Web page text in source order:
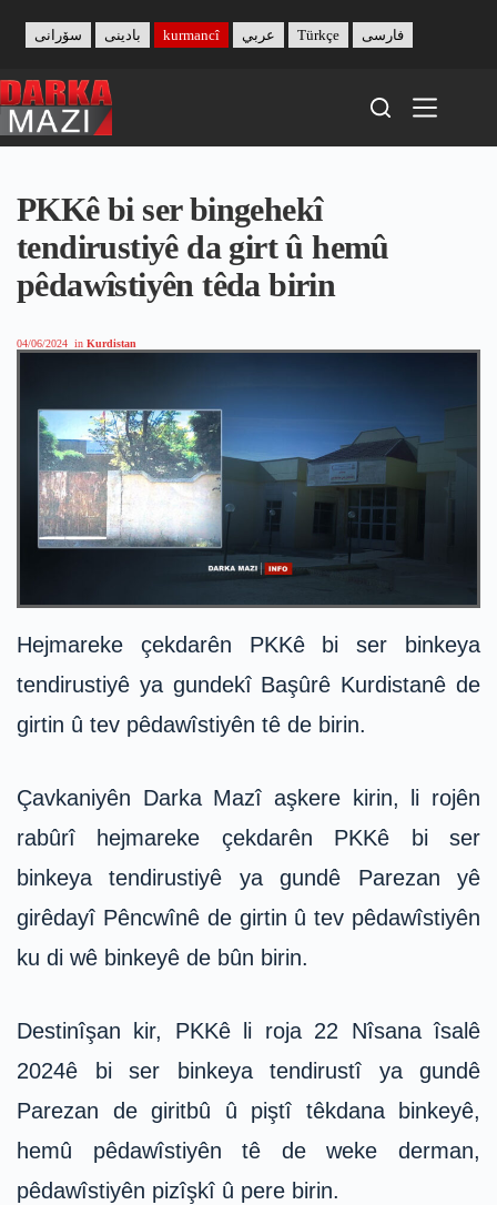
content
بادینی سۆرانی kurmancî عربي Türkçe فارسی
PKKê bi ser bingehekî
tendirustiyê da girt û hemû
pêdawîstiyên têda birin
04/06/2024 in Kurdistan
Hejmareke çekdarên PKKê bi ser binkeya
tendirustiyê ya gundekî Başûrê Kurdistanê de
girtin û tev pêdawîstiyên tê de birin.
Çavkaniyên Darka Mazî aşkere kirin, li rojên
rabûrî hejmareke çekdarên PKKê bi ser
binkeya tendirustiyê ya gundê Parezan yê
girêdayî Pêncwînê de girtin û tev pêdawîstiyên
ku di wê binkeyê de bûn birin.
Destinîşan kir, PKKê li roja 22 Nîsana îsalê
2024ê bi ser binkeya tendirustî ya gundê
Parezan de giritbû û piştî têkdana binkeyê,
hemû pêdawîstiyên tê de weke derman,
pêdawîstiyên pizîşkî û pere birin.